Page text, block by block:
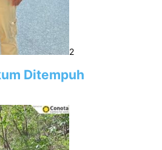
2
Ditempuh